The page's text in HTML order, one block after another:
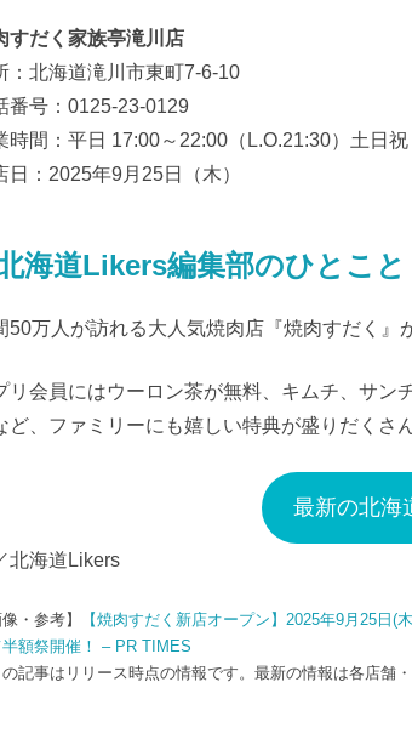
すだく家族亭滝川店
：北海道滝川市東町7-6-10
番号：0125-23-0129
時間：平日 17:00～22:00（L.O.21:30）土日祝
日：2025年9月25日（木）
海道Likers編集部のひとこと
50万人が訪れる大人気焼肉店『焼肉すだく』
リ会員にはウーロン茶が無料、キムチ、サン
ど、ファミリーにも嬉しい特典が盛りだくさ
最新の北海
北海道Likers
像・参考】
【焼肉すだく新店オープン】2025年9月25日
半額祭開催！ – PR TIMES
記事はリリース時点の情報です。最新の情報は各店舗